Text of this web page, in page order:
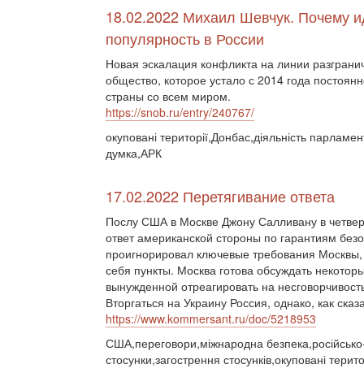
18.02.2022 Михаил Шевчук. Почему
популярность в России
Новая эскалация конфликта на линии
общество, которое устало с 2014 года
страны со всем миром.
https://snob.ru/entry/240767/
окуповані території,Донбас,діяльність
думка,АРК
17.02.2022 Перетягивание ответа
Послу США в Москве Джону Салливану в
ответ американской стороны по гарантиям
проигнорировал ключевые требования
себя пункты. Москва готова обсуждать
вынужденной отреагировать на
Вторгаться на Украину Россия, однако, как
https://www.kommersant.ru/doc/5218953
США,переговори,міжнародна безпека,російсько-
стосунки,загострення стосунків,окуповані